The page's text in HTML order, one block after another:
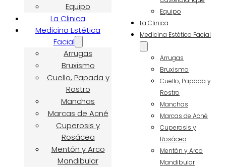
Equipo
La Clinica
Medicina Estética
Facial
Arrugas
Bruxismo
Cuello, Papada y
Rostro
Manchas
Marcas de Acné
Cuperosis y
Rosácea
Mentón y Arco
Mandibular
Equipo
La Clinica
Medicina Estética Facial
Arrugas
Bruxismo
Cuello, Papada y
Rostro
Manchas
Marcas de Acné
Cuperosis y
Rosácea
Mentón y Arco
Mandibular